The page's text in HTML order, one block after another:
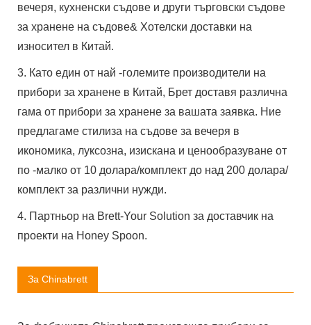
вечеря, кухненски съдове и други търговски съдове
за хранене на съдове& Хотелски доставки на
износител в Китай.
3. Като един от най -големите производители на
прибори за хранене в Китай, Брет доставя различна
гама от прибори за хранене за вашата заявка. Ние
предлагаме стилиза на съдове за вечеря в
икономика, луксозна, изискана и ценообразуване от
по -малко от 10 долара/комплект до над 200 долара/
комплект за различни нужди.
4. Партньор на Brett-Your Solution за доставчик на
проекти на Honey Spoon.
За Chinabrett